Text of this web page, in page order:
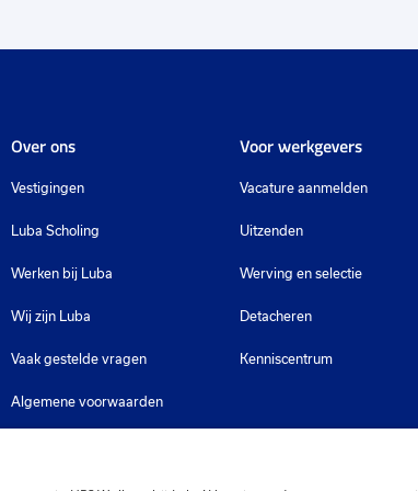
Over ons
Vestigingen
Luba Scholing
Werken bij Luba
Wij zijn Luba
Vaak gestelde vragen
Algemene voorwaarden
Voor werkgevers
Vacature aanmelden
Uitzenden
Werving en selectie
Detacheren
Kenniscentrum